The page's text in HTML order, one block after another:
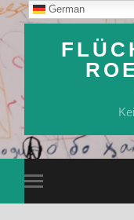
Menü
German